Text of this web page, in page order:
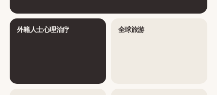
外籍人士心理治疗 全球旅游